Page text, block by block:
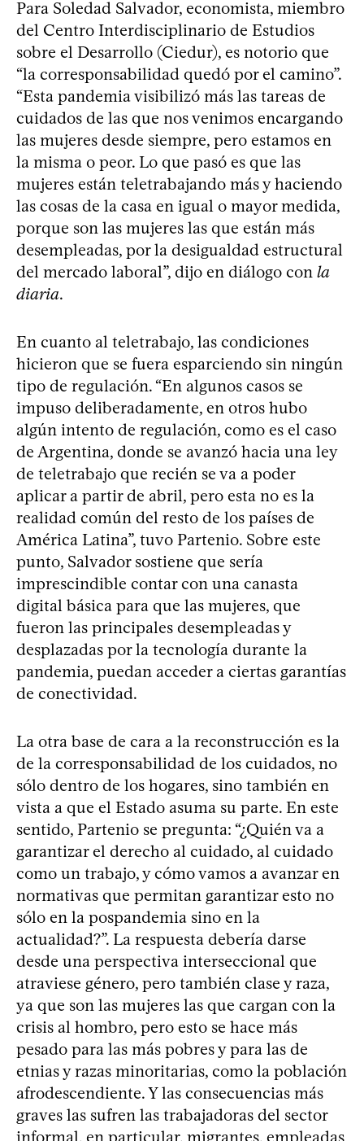
Para Soledad Salvador, economista, miembro
del Centro Interdisciplinario de Estudios
sobre el Desarrollo (Ciedur), es notorio que
“la corresponsabilidad quedó por el camino”.
“Esta pandemia visibilizó más las tareas de
cuidados de las que nos venimos encargando
las mujeres desde siempre, pero estamos en
la misma o peor. Lo que pasó es que las
mujeres están teletrabajando más y haciendo
las cosas de la casa en igual o mayor medida,
porque son las mujeres las que están más
desempleadas, por la desigualdad estructural
del mercado laboral”, dijo en diálogo con la
diaria.
En cuanto al teletrabajo, las condiciones
hicieron que se fuera esparciendo sin ningún
tipo de regulación. “En algunos casos se
impuso deliberadamente, en otros hubo
algún intento de regulación, como es el caso
de Argentina, donde se avanzó hacia una ley
de teletrabajo que recién se va a poder
aplicar a partir de abril, pero esta no es la
realidad común del resto de los países de
América Latina”, tuvo Partenio. Sobre este
punto, Salvador sostiene que sería
imprescindible contar con una canasta
digital básica para que las mujeres, que
fueron las principales desempleadas y
desplazadas por la tecnología durante la
pandemia, puedan acceder a ciertas garantías
de conectividad.
La otra base de cara a la reconstrucción es la
de la corresponsabilidad de los cuidados, no
sólo dentro de los hogares, sino también en
vista a que el Estado asuma su parte. En este
sentido, Partenio se pregunta: “¿Quién va a
garantizar el derecho al cuidado, al cuidado
como un trabajo, y cómo vamos a avanzar en
normativas que permitan garantizar esto no
sólo en la pospandemia sino en la
actualidad?”. La respuesta debería darse
desde una perspectiva interseccional que
atraviese género, pero también clase y raza,
ya que son las mujeres las que cargan con la
crisis al hombro, pero esto se hace más
pesado para las más pobres y para las de
etnias y razas minoritarias, como la población
afrodescendiente. Y las consecuencias más
graves las sufren las trabajadoras del sector